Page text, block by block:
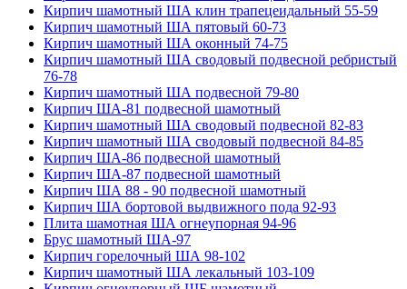
Кирпич шамотный ША клин трапецеидальный 55-59
Кирпич шамотный ША пятовый 60-73
Кирпич шамотный ША оконный 74-75
Кирпич шамотный ША сводовый подвесной ребристый
76-78
Кирпич шамотный ША подвесной 79-80
Кирпич ША-81 подвесной шамотный
Кирпич шамотный ША сводовый подвесной 82-83
Кирпич шамотный ША сводовый подвесной 84-85
Кирпич ША-86 подвесной шамотный
Кирпич ША-87 подвесной шамотный
Кирпич ША 88 - 90 подвесной шамотный
Кирпич ША бортовой выдвижного пода 92-93
Плита шамотная ША огнеупорная 94-96
Брус шамотный ША-97
Кирпич горелочный ША 98-102
Кирпич шамотный ША лекальный 103-109